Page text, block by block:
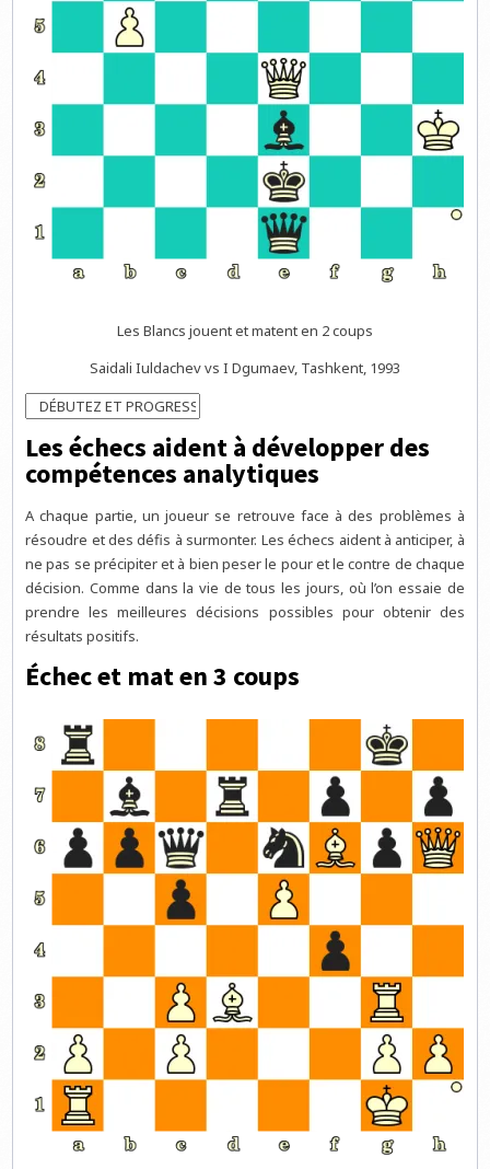
Les Blancs jouent et matent en 2 coups
Saidali Iuldachev vs I Dgumaev, Tashkent, 1993
Les échecs aident à développer des
compétences analytiques
A chaque partie, un joueur se retrouve face à des problèmes à
résoudre et des défis à surmonter. Les échecs aident à anticiper, à
ne pas se précipiter et à bien peser le pour et le contre de chaque
décision. Comme dans la vie de tous les jours, où l’on essaie de
prendre les meilleures décisions possibles pour obtenir des
résultats positifs.
Échec et mat en 3 coups